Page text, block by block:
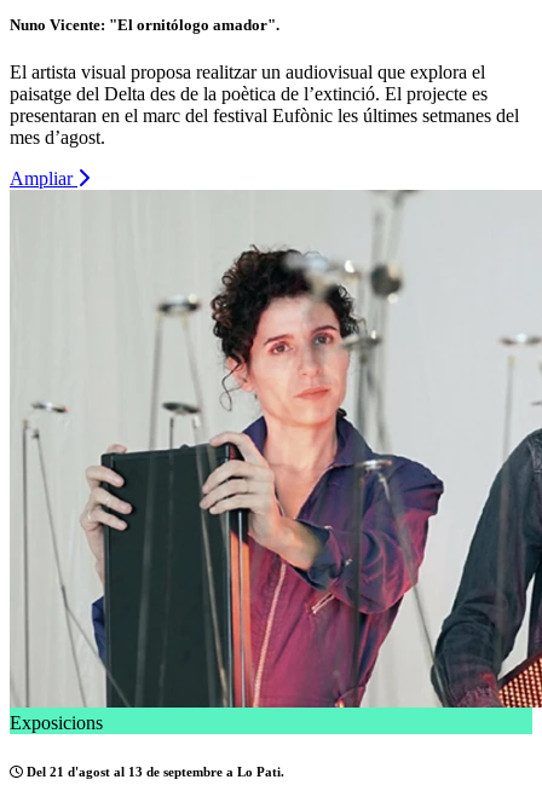
Nuno Vicente: "El ornitólogo amador".
El artista visual proposa realitzar un audiovisual que explora el
paisatge del Delta des de la poètica de l’extinció. El projecte es
presentaran en el marc del festival Eufònic les últimes setmanes del
mes d’agost.
Ampliar
Exposicions
Del 21 d'agost al 13 de septembre a Lo Pati.